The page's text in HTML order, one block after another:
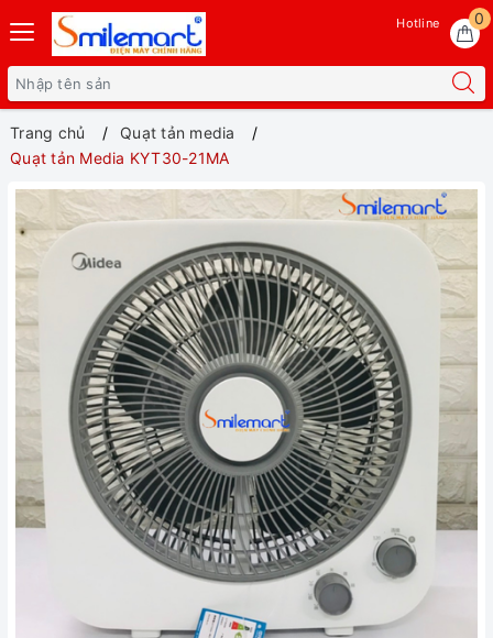
0
Hotline
Trang chủ
Quạt tản media
Quạt tản Media KYT30-21MA